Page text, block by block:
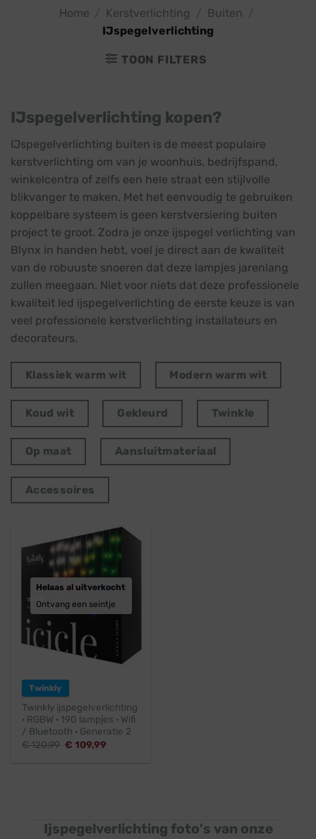
Home Kerstverlichting Buiten
IJspegelverlichting
TOON FILTERS
IJspegelverlichting kopen?
IJspegelverlichting buiten is de meest populaire
kerstverlichting om van je woonhuis, bedrijfspand,
winkelcentra of zelfs een hele straat een stijlvolle
blikvanger te maken. Met het eenvoudig te gebruiken
koppelbare systeem is geen kerstversiering buiten
project te groot. Zodra je onze ijspegel verlichting van
Blynx in handen hebt, voel je direct aan de kwaliteit
van de robuuste snoeren dat deze lampjes jarenlang
zullen meegaan. Niet voor niets dat deze professionele
kwaliteit led ijspegelverlichting de eerste keuze is van
veel professionele kerstverlichting installateurs en
decorateurs.
Klassiek warm wit Modern warm wit
Koud wit Gekleurd Twinkle
Op maat Aansluitmateriaal
Accessoires
Helaas al uitverkocht
Ontvang een seintje
Twinkly
Twinkly ijspegelverlichting
· RGBW · 190 lampjes · Wifi
/ Bluetooth · Generatie 2
€120,99 Oorspronkelijke
€ 109,99
Ijspegelverlichting foto's van onze